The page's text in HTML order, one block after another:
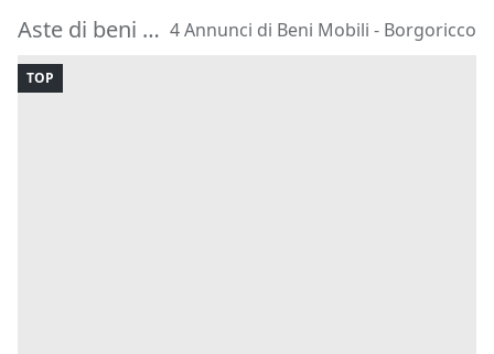
Aste di beni mobili Borgoricco 4 Annunci di Beni Mobili - Borgoricco
TOP